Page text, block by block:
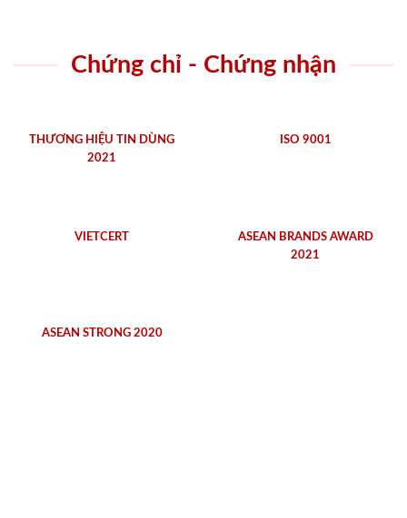
Chứng chỉ - Chứng nhận
THƯƠNG HIỆU TIN DÙNG
2021
ISO 9001
VIETCERT
ASEAN BRANDS AWARD
2021
ASEAN STRONG 2020